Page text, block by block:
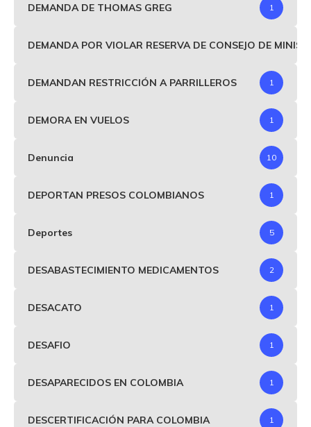
DEMANDA DE THOMAS GREG 1
DEMANDA POR VIOLAR RESERVA DE CONSEJO DE
DEMANDAN RESTRICCIÓN A PARRILLEROS 1
DEMORA EN VUELOS 1
Denuncia 10
DEPORTAN PRESOS COLOMBIANOS 1
Deportes 5
DESABASTECIMIENTO MEDICAMENTOS 2
DESACATO 1
DESAFIO 1
DESAPARECIDOS EN COLOMBIA 1
DESCERTIFICACIÓN PARA COLOMBIA 1